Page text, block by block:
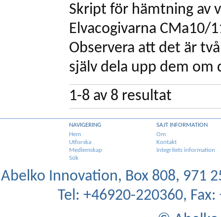
Skript för hämtning av
Elvacogivarna CMa10/
Observera att det är
själv dela upp dem om
1-8 av 8 resultat
NAVIGERING
Hem
Utforska
Medlemskap
Sök
SAJT INFORMATION
Om
Kontakt
Integritets information
Abelko Innovation, Box 808, 971
Tel: +46920-220360,